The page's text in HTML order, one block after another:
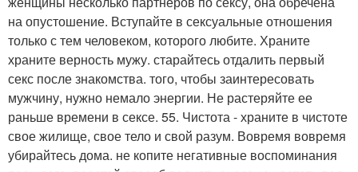
на опустошение. Вступайте в сексуальные отношения
только с тем человеком, которого любите. Храните
храните верность мужу. старайтесь отдалить первый
секс после знакомства. того, чтобы заинтересовать
мужчину, нужно немало энергии. Не растеряйте ее
раньше времени в сексе. 55. Чистота - храните в чистоте
свое жилище, свое тело и свой разум. Вовремя вовремя
убирайтесь дома. не копите негативные воспоминания